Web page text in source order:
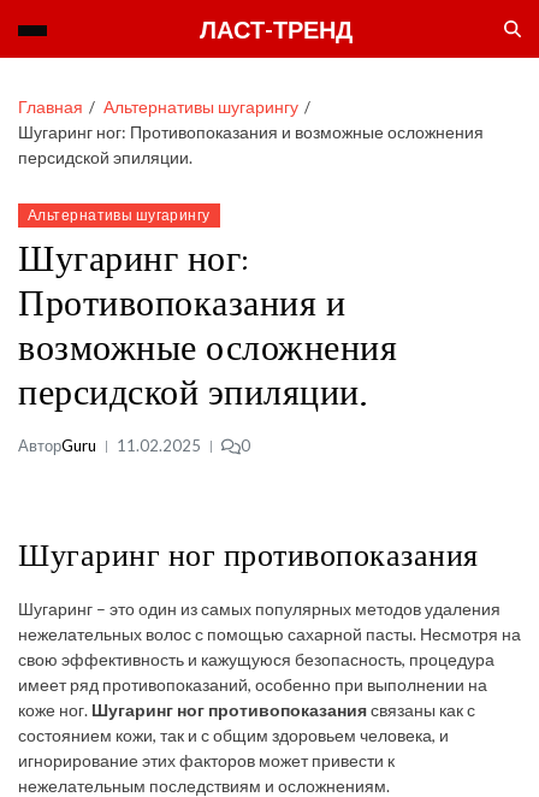
ЛАСТ-ТРЕНД
Главная
Альтернативы шугарингу
Шугаринг ног: Противопоказания и возможные осложнения
персидской эпиляции.
Альтернативы шугарингу
Шугаринг ног:
Противопоказания и
возможные осложнения
персидской эпиляции.
АвторGuru 11.02.2025 0
Шугаринг ног противопоказания
Шугаринг – это один из самых популярных методов удаления
нежелательных волос с помощью сахарной пасты. Несмотря на
свою эффективность и кажущуюся безопасность, процедура
имеет ряд противопоказаний, особенно при выполнении на
коже ног. Шугаринг ног противопоказаниясвязаны как с
состоянием кожи, так и с общим здоровьем человека, и
игнорирование этих факторов может привести к
нежелательным последствиям и осложнениям.